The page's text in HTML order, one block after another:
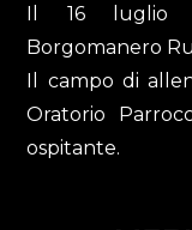
Il 16 luglio
Borgomanero
Il campo di
Oratorio
ospitante.